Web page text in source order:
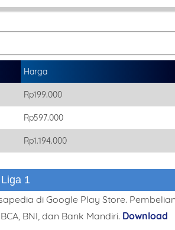
Harga
Rp199.000
Rp597.000
Rp1.194.000
1
di Google Play Store.
BNI, dan Bank Mandiri. Download
the WhatsApp application.
ORDER NOW